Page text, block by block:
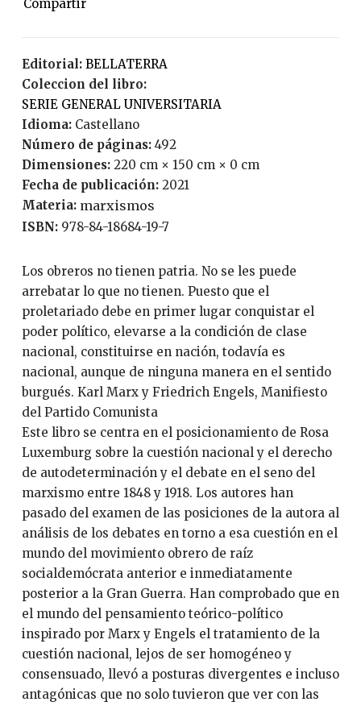
Editorial:
BELLATERRA
Coleccion del libro:
SERIE GENERAL UNIVERSITARIA
Idioma:
Castellano
Número de páginas:
492
Dimensiones: 220 cm × 150 cm × 0 cm
Fecha de publicación:
2021
Materia: marxismos
ISBN: 978-84-18684-19-7
Los obreros no tienen patria. No se les puede
arrebatar lo que no tienen. Puesto que el
proletariado debe en primer lugar conquistar el
poder político, elevarse a la condición de clase
nacional, constituirse en nación, todavía es
nacional, aunque de ninguna manera en el sentido
burgués. Karl Marx y Friedrich Engels, Manifiesto
del Partido Comunista
Este libro se centra en el posicionamiento de Rosa
Luxemburg sobre la cuestión nacional y el derecho
de autodeterminación y el debate en el seno del
marxismo entre 1848 y 1918. Los autores han
pasado del examen de las posiciones de la autora al
análisis de los debates en torno a esa cuestión en el
mundo del movimiento obrero de raíz
socialdemócrata anterior e inmediatamente
posterior a la Gran Guerra. Han comprobado que en
el mundo del pensamiento teórico-político
inspirado por Marx y Engels el tratamiento de la
cuestión nacional, lejos de ser homogéneo y
consensuado, llevó a posturas divergentes e incluso
antagónicas que no solo tuvieron que ver con las